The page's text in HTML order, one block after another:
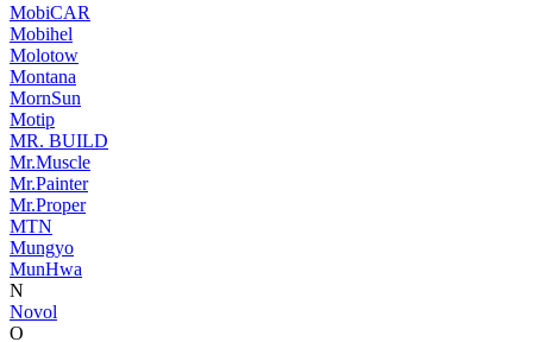
MobiCAR
Mobihel
Molotow
Montana
MornSun
Motip
MR. BUILD
Mr.Muscle
Mr.Painter
Mr.Proper
MTN
Mungyo
MunHwa
N
Novol
O